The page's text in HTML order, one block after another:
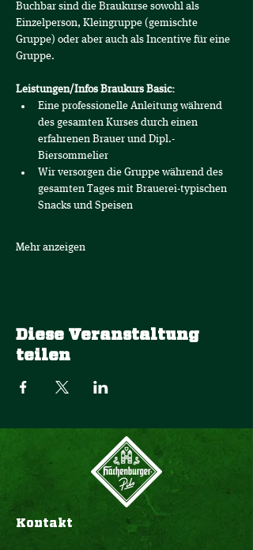
Buchbar sind die Braukurse sowohl als
Einzelperson, Kleingruppe (gemischte
Gruppe) oder aber auch als Incentive für eine
Gruppe.
Leistungen/Infos Braukurs Basic:
Eine professionelle Anleitung während
des gesamten Kurses durch einen
erfahrenen Brauer und Dipl.-
Biersommelier
Wir versorgen die Gruppe während des
gesamten Tages mit Brauerei-typischen
Snacks und Speisen
Mehr anzeigen
Diese Veranstaltung
teilen
Kontakt